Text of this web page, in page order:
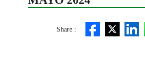
Share :